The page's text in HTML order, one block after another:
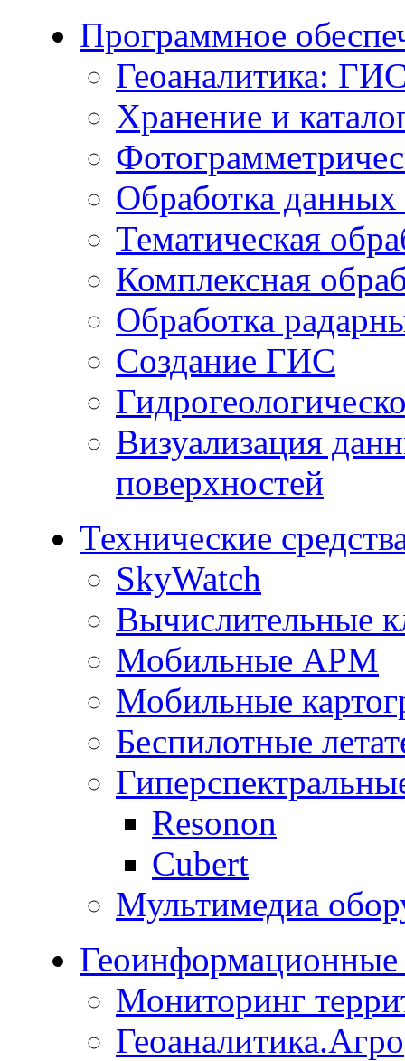
Программное
Геоаналитика:
Хранение и
Обработка
Тематическая
Комплексная
Обработка
Создание ГИС
Визуализация
поверхностей
Технические
SkyWatch
Вычислительные
Мобильные АРМ
Мобильные
Беспилотные
Resonon
Cubert
Мультимедиа
Геоинформационные
Мониторинг
Геоаналитика.Агро